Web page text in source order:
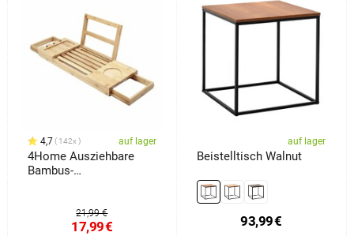
4,7 142x auf lager
4Home Ausziehbare
Bambus-
21,99 €
17,99€
auf lager
Beistelltisch Walnut
93,99€